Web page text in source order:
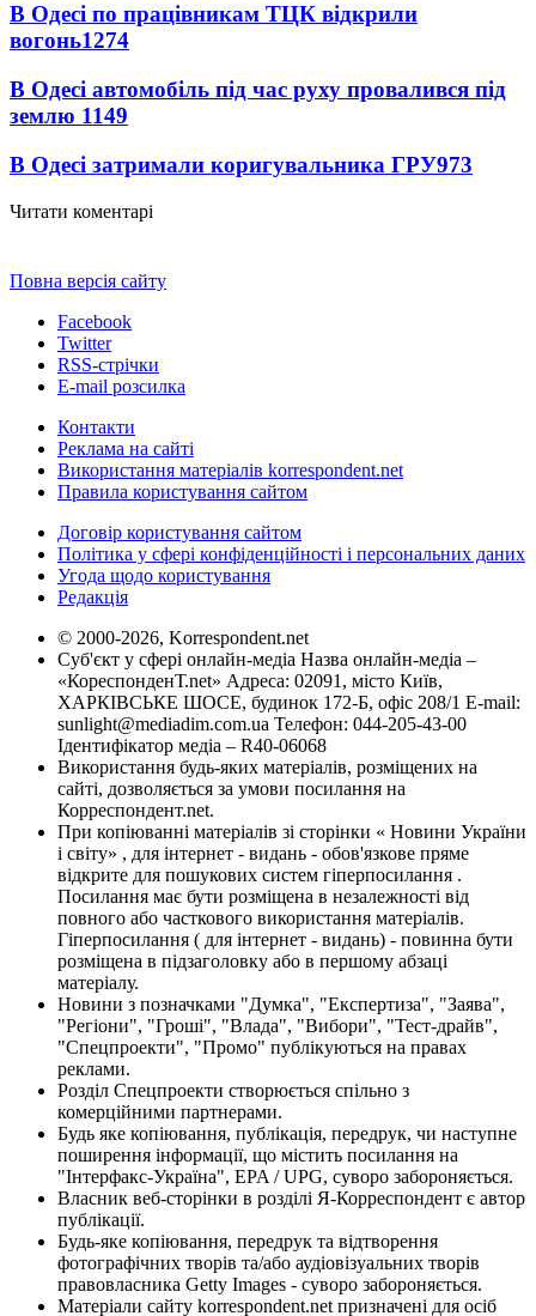
В Одесі по працівникам ТЦК відкрили
вогонь1274
В Одесі автомобіль під час руху провалився під
землю 1149
В Одесі затримали коригувальника ГРУ973
Читати коментарі
Повна версія сайту
Facebook
Twitter
RSS-стрічки
E-mail розсилка
Контакти
Реклама на сайті
Використання матеріалів korrespondent.net
Правила користування сайтом
Договір користування сайтом
Політика у сфері конфіденційності і персональних даних
Угода щодо користування
Редакція
© 2000-2026, Korrespondent.net
Суб'єкт у сфері онлайн-медіа Назва онлайн-медіа –
«КореспонденТ.net» Адреса: 02091, місто Київ,
ХАРКІВСЬКЕ ШОСЕ, будинок 172-Б, офіс 208/1 E-mail:
sunlight@mediadim.com.ua Телефон: 044-205-43-00
Ідентифікатор медіа – R40-06068
Використання будь-яких матеріалів, розміщених на
сайті, дозволяється за умови посилання на
Корреспондент.net.
При копіюванні матеріалів зі сторінки « Новини України
і світу» , для інтернет - видань - обов'язкове пряме
відкрите для пошукових систем гіперпосилання .
Посилання має бути розміщена в незалежності від
повного або часткового використання матеріалів.
Гіперпосилання ( для інтернет - видань) - повинна бути
розміщена в підзаголовку або в першому абзаці
матеріалу.
Новини з позначками "Думка", "Експертиза", "Заява",
"Регіони", "Гроші", "Влада", "Вибори", "Тест-драйв",
"Спецпроекти", "Промо" публікуються на правах
реклами.
Розділ Спецпроекти створюється спільно з
комерційними партнерами.
Будь яке копіювання, публікація, передрук, чи наступне
поширення інформації, що містить посилання на
"Інтерфакс-Україна", EPA / UPG, суворо забороняється.
Власник веб-сторінки в розділі Я-Корреспондент є автор
публікації.
Будь-яке копіювання, передрук та відтворення
фотографічних творів та/або аудіовізуальних творів
правовласника Getty Images - суворо забороняється.
Матеріали сайту korrespondent.net призначені для осіб